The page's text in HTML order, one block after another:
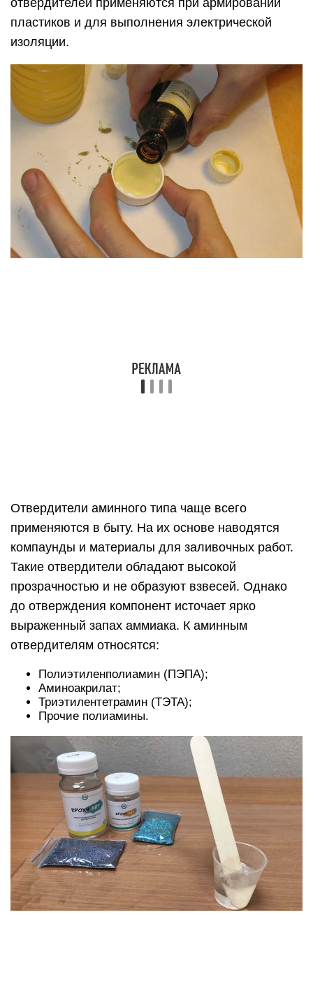
Полиэтиленполиамин (ПЭПА);
Аминоакрилат;
Прочие полиамины.
применения отвердителя на основе
диэтилентриамина. У него прекрасные
показатели прозрачности, адгезии и
полимеризации. При увеличении температуры до
70°C градусов время полного отверждения
сокращается до 5 часов. Но реакция
взаимодействия компонентов происходит с
выделением тепла, поэтому при объемных
заливках велика вероятность вскипания смолы.
Данное вещество стараются использовать лишь
в домашних условиях при изготовлении
Свойства
Эпоксидные смолы стойки к действию
галогенов, некоторых кислот (к сильным
кислотам, особенно к кислотам-окислителям,
имеют слабую устойчивость), щелочей,
обладают высокой адгезией к металлам.
Эпоксидная смола в зависимости от марки и